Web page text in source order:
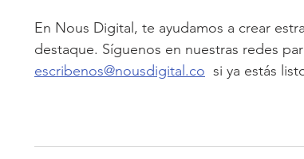
En Nous Digital, te ayudamos a crear
destaque. Síguenos en nuestras redes
escribenos@nousdigital.co si ya estás